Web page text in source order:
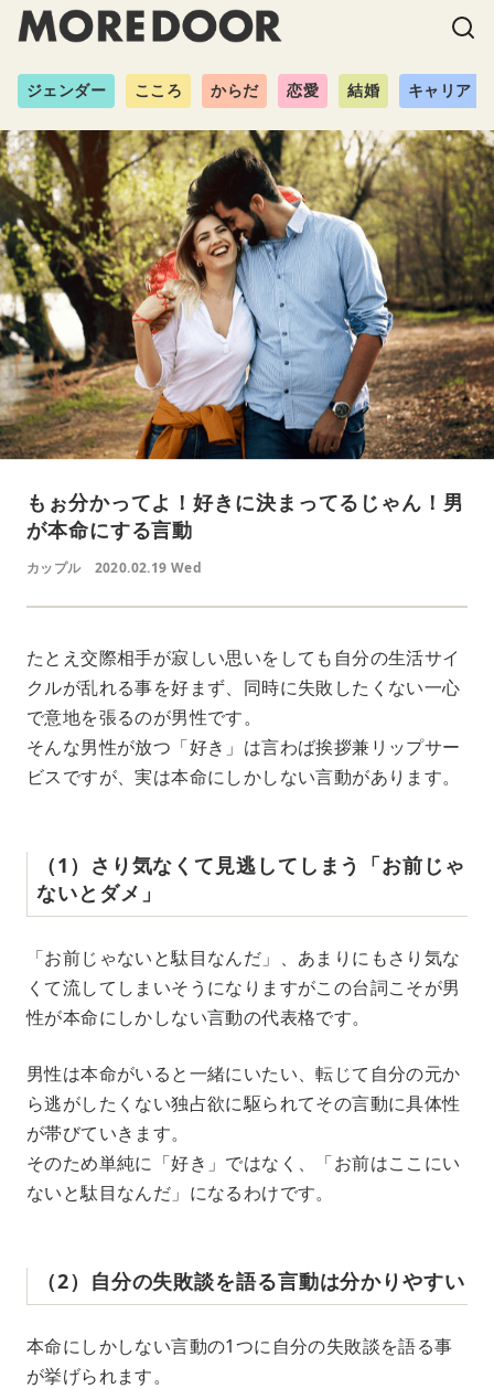
ジェンダー こころ からだ 恋愛 結婚 キャリア
もぉ分かってよ！好きに決まってるじゃん！男
が本命にする言動
カップル 2020.02.19 Wed
たとえ交際相手が寂しい思いをしても自分の生活サイ
クルが乱れる事を好まず、同時に失敗したくない一心
で意地を張るのが男性です。
そんな男性が放つ「好き」は言わば挨拶兼リップサー
ビスですが、実は本命にしかしない言動があります。
（1）さり気なくて見逃してしまう「お前じゃ
ないとダメ」
「お前じゃないと駄目なんだ」、あまりにもさり気な
くて流してしまいそうになりますがこの台詞こそが男
性が本命にしかしない言動の代表格です。
男性は本命がいると一緒にいたい、転じて自分の元か
ら逃がしたくない独占欲に駆られてその言動に具体性
が帯びていきます。
そのため単純に「好き」ではなく、「お前はここにい
ないと駄目なんだ」になるわけです。
（2）自分の失敗談を語る言動は分かりやすい
本命にしかしない言動の1つに自分の失敗談を語る事
が挙げられます。